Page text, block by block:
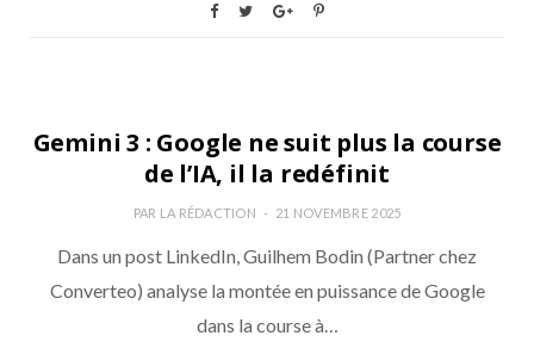
Gemini 3 : Google ne suit plus la course
de l’IA, il la redéfinit
PAR LA RÉDACTION 21 NOVEMBRE 2025
Dans un post LinkedIn, Guilhem Bodin (Partner chez
Converteo) analyse la montée en puissance de Google
dans la course à…